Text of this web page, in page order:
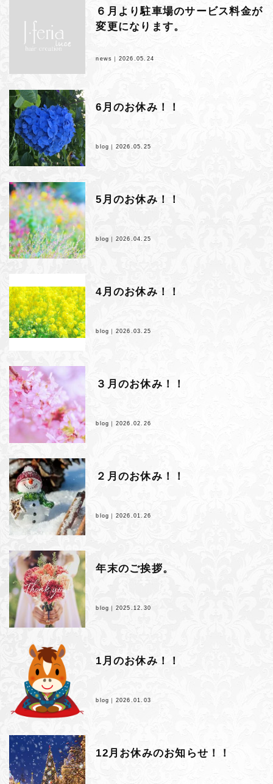
６月より駐車場のサービス料金が
変更になります。
news｜ 2026.05.24
6月のお休み！！
blog｜ 2026.05.25
5月のお休み！！
blog｜ 2026.04.25
4月のお休み！！
blog｜ 2026.03.25
３月のお休み！！
blog｜ 2026.02.26
２月のお休み！！
blog｜ 2026.01.26
年末のご挨拶。
blog｜ 2025.12.30
1月のお休み！！
blog｜ 2026.01.03
12月お休みのお知らせ！！